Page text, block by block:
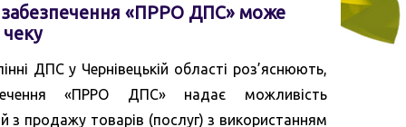
забезпечення «ПРРО ДПС» може
ДПС у Чернівецькій області роз’яснюють,
«ПРРО ДПС» надає можливість
з продажу товарів (послуг) з використанням